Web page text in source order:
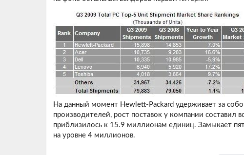
На данный момент Hewlett-Packard удерживает за
производителей, рост поставок у компании составил
приблизилось к 15.9 миллионам единиц. Замыкает
на уровне 4 миллионов.